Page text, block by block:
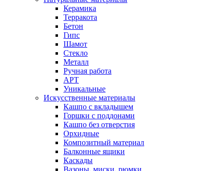
Керамика
Терракота
Бетон
Гипс
Шамот
Стекло
Металл
Ручная работа
АРТ
Уникальные
Искусственные материалы
Кашпо с вкладышем
Горшки с поддонами
Кашпо без отверстия
Орхидные
Композитный материал
Балконные ящики
Каскады
Вазоны, миски, рюмки